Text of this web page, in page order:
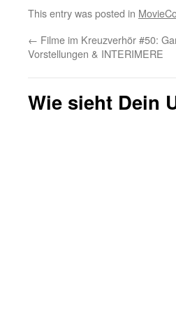
This entry was posted in
← Filme im Kreuzverhör #50:
Vorstellungen & INTERIMERE
Wie sieht Dein